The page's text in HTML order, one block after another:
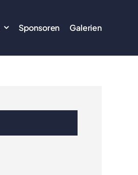
Sponsoren Galerien